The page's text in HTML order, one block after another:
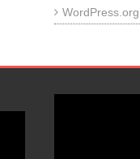
WordPress.org